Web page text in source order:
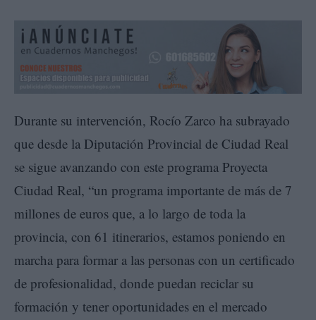
Durante su intervención, Rocío Zarco ha subrayado
que desde la Diputación Provincial de Ciudad Real
se sigue avanzando con este programa Proyecta
Ciudad Real, “un programa importante de más de 7
millones de euros que, a lo largo de toda la
provincia, con 61 itinerarios, estamos poniendo en
marcha para formar a las personas con un certificado
de profesionalidad, donde puedan reciclar su
formación y tener oportunidades en el mercado